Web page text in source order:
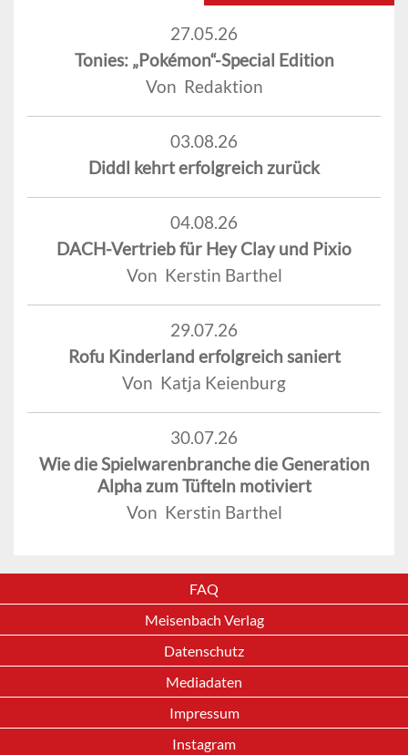
27.05.26
Tonies: „Pokémon“-Special Edition
Von Redaktion
03.08.26
Diddl kehrt erfolgreich zurück
04.08.26
DACH-Vertrieb für Hey Clay und Pixio
Von Kerstin Barthel
29.07.26
Rofu Kinderland erfolgreich saniert
Von Katja Keienburg
30.07.26
Wie die Spielwarenbranche die Generation
Alpha zum Tüfteln motiviert
Von Kerstin Barthel
FAQ
Meisenbach Verlag
Datenschutz
Mediadaten
Impressum
Instagram